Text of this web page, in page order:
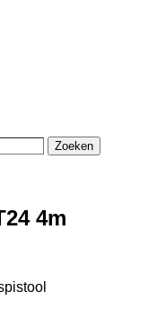
Zoeken
4m